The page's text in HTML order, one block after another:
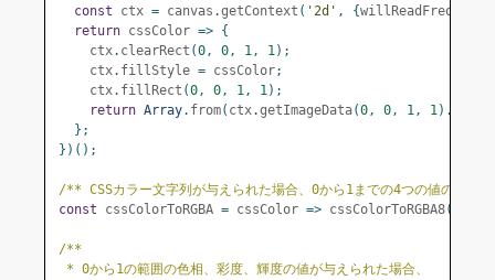
const ctx = canvas .getContext ( '2d' , {
return cssColor => {
    ctx
. clearRect (0, 0, 1, 1);
    ctx
. fillStyle = cssColor;
    ctx
. fillRect (0, 0, 1, 1);
return Array. from( ctx.getImageData(0, 0, 1, 1).
};
})();
/** CSSカラー文字列が与えられた場合、0から1までの4つの値の配列
const cssColorToRGBA = cssColor => cssColorToRGBA8(
/**
* 0から1の範囲の色相、彩度、輝度の値が与えられた場合、